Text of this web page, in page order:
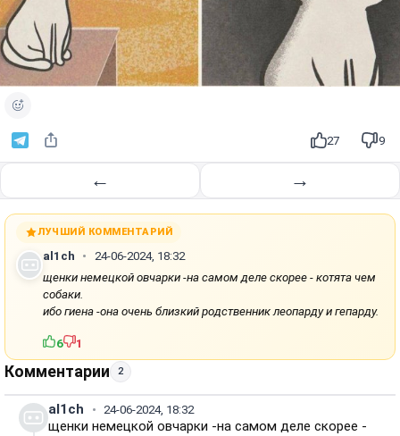
27 9
← →
ЛУЧШИЙ КОММЕНТАРИЙ
al1ch
24-06-2024, 18:32
щенки немецкой овчарки -на самом деле скорее - котята чем
собаки.
ибо гиена -она очень близкий родственник леопарду и гепарду.
6 1
Комментарии 2
al1ch 24-06-2024, 18:32
щенки немецкой овчарки -на самом деле скорее -